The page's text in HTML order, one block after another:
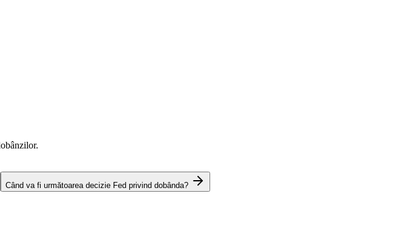
Când va fi următoarea decizie Fed privind dobânda?